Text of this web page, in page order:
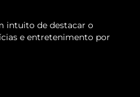
intuito de destacar o
e entretenimento por